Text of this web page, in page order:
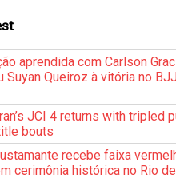
aprendida com Carlson
Suyan Queiroz à vitória no
JCI 4 returns with tripled
bouts
recebe faixa
cerimônia histórica no Rio de